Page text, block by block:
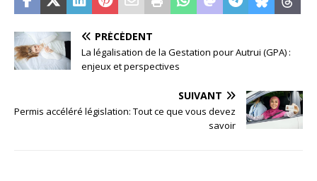
PRÉCÉDENT
La légalisation de la Gestation pour Autrui (GPA) :
enjeux et perspectives
SUIVANT
Permis accéléré législation: Tout ce que vous devez
savoir